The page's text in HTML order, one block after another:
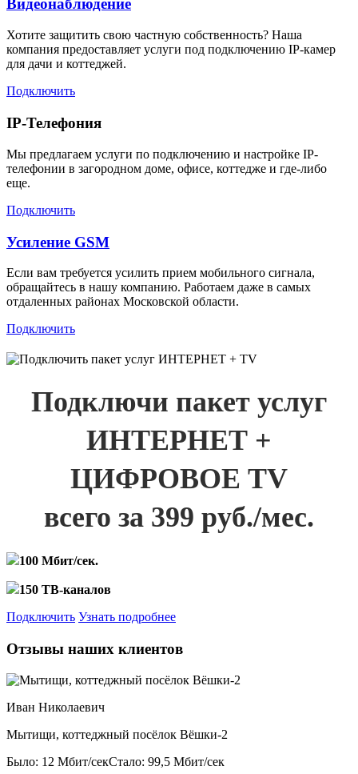
Видеонаблюдение
Хотите защитить свою частную собственность? Наша
компания предоставляет услуги под подключению IP-камер
для дачи и коттеджей.
Подключить
IP-Телефония
Мы предлагаем услуги по подключению и настройке IP-
телефонии в загородном доме, офисе, коттедже и где-либо
еще.
Подключить
Усиление GSM
Если вам требуется усилить прием мобильного сигнала,
обращайтесь в нашу компанию. Работаем даже в самых
отдаленных районах Московской области.
Подключить
Подключи пакет услуг
ИНТЕРНЕТ +
ЦИФРОВОЕ TV
всего за 399 руб./мес.
100 Мбит/сек.
150 ТВ-каналов
Подключить Узнать подробнее
Отзывы наших клиентов
Иван Николаевич
Мытищи, коттеджный посёлок Вёшки-2
Было: 12 Мбит/секСтало: 99,5 Мбит/сек